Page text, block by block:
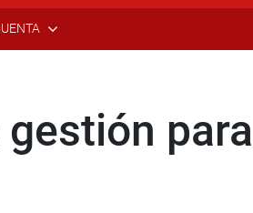
gestión para